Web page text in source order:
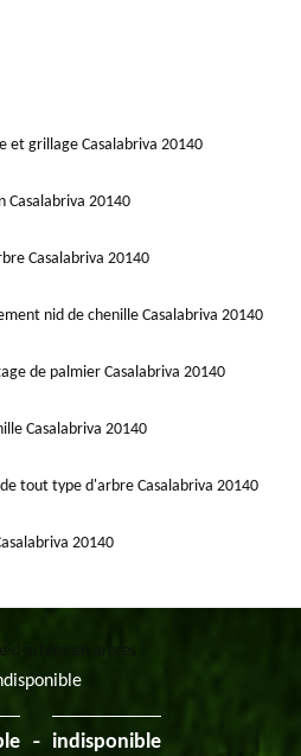
et grillage Casalabriva 20140
Casalabriva 20140
Casalabriva 20140
nid de chenille Casalabriva 20140
de palmier Casalabriva 20140
Casalabriva 20140
tout type d'arbre Casalabriva 20140
20140
- indisponible